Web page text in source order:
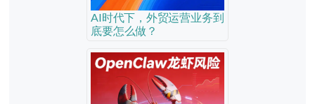
AI时代下，外贸运营业务到
底要怎么做？